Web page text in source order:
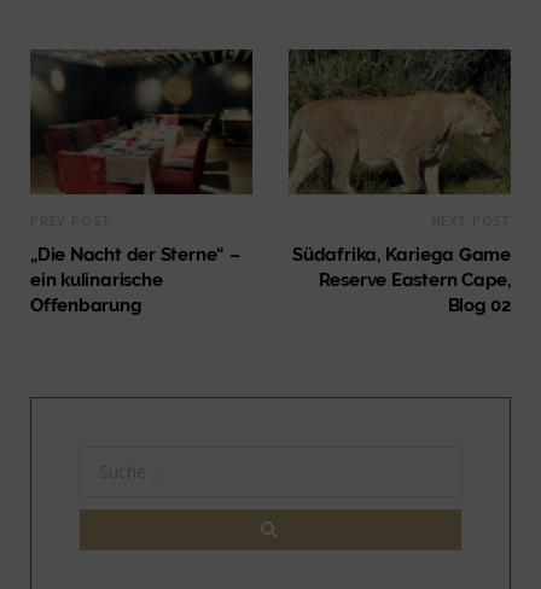
„Die Nacht der Sterne“ –
ein kulinarische
Offenbarung
Südafrika, Kariega Game
Reserve Eastern Cape,
Blog 02